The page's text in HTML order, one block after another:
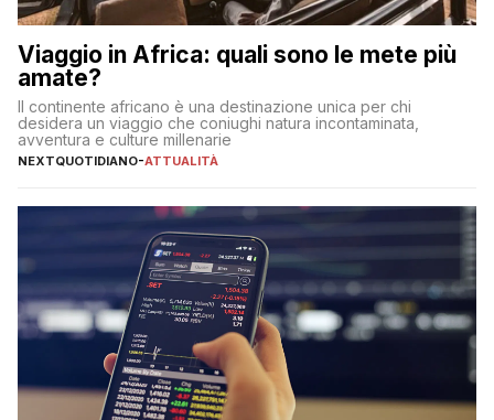
Viaggio in Africa: quali sono le mete più
amate?
Il continente africano è una destinazione unica per chi
desidera un viaggio che coniughi natura incontaminata,
avventura e culture millenarie
NEXTQUOTIDIANO-ATTUALITÀ